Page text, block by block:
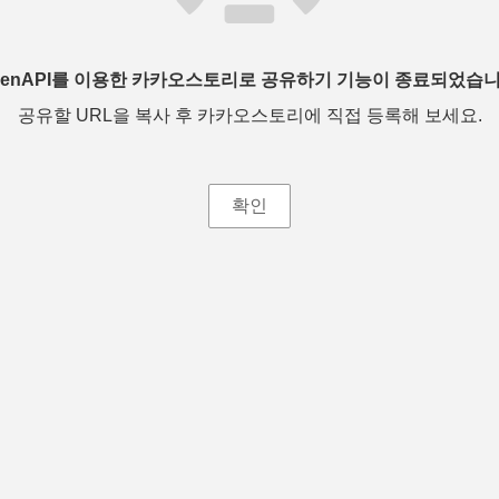
를 이용한 카카오스토리로 공유하기 기능이 종료되었습
공유할 URL을 복사 후 카카오스토리에 직접 등록해 보세요.
확인